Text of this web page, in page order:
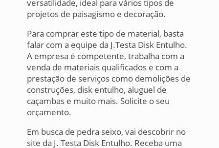
versatilidade, ideal para vários tipos de
projetos de paisagismo e decoração.
Para comprar este tipo de material, basta
falar com a equipe da J.Testa Disk Entulho.
A empresa é competente, trabalha com a
venda de materiais qualificados e com a
prestação de serviços como demolições de
construções, disk entulho, aluguel de
caçambas e muito mais. Solicite o seu
orçamento.
Em busca de pedra seixo, vai descobrir no
site da J. Testa Disk Entulho. Receba uma